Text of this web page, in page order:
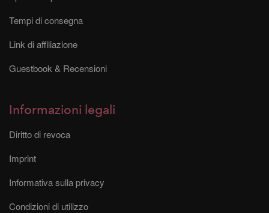
Tempi di consegna
Link di affiliazione
Guestbook & Recensioni
Informazioni legali
Diritto di revoca
Imprint
Informativa sulla privacy
Condizioni di utilizzo